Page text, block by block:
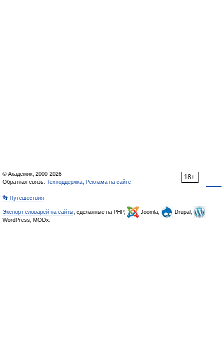
18+
© Академик, 2000-2026
Обратная связь: Техподдержка Реклама на сайте
👣 Путешествия
Экспорт словарей на сайты , сделанные на PHP, Joomla,
Drupal,
WordPress, MODx.